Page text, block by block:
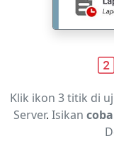
Klik ikon 3 titik di
Server. Isikan